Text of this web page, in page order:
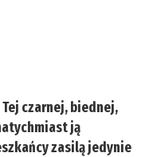
czarnej, biednej,
ją
zasilą jedynie